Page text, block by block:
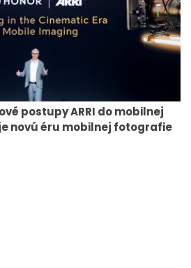
postupy ARRI do mobilnej
novú éru mobilnej fotografie